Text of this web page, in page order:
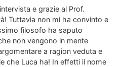
e grazie al Prof.
Tuttavia non mi ha convinto e
filosofo ha saputo
non vengono in mente
a ragion veduta e
che Luca ha! In effetti il nome